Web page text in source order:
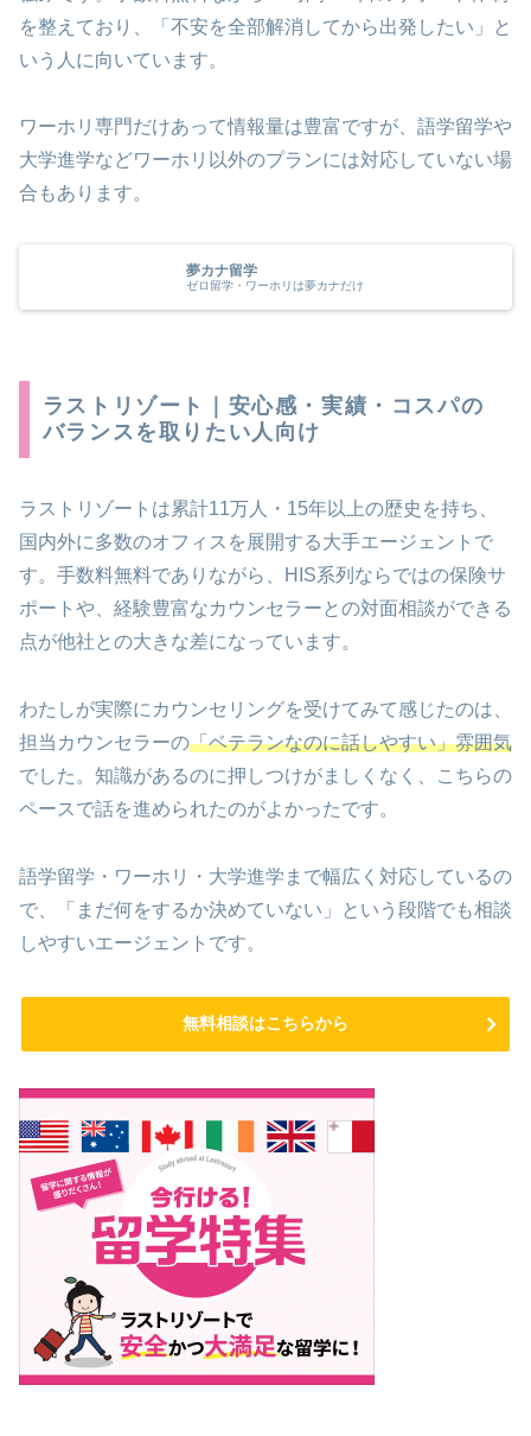
を整えており、「不安を全部解消してから出発したい」と
いう人に向いています。
ワーホリ専門だけあって情報量は豊富ですが、語学留学や
大学進学などワーホリ以外のプランには対応していない場
合もあります。
夢カナ留学
ゼロ留学・ワーホリは夢カナだけ
ラストリゾート｜安心感・実績・コスパの
バランスを取りたい人向け
ラストリゾートは累計11万人・15年以上の歴史を持ち、
国内外に多数のオフィスを展開する大手エージェントで
す。手数料無料でありながら、HIS系列ならではの保険サ
ポートや、経験豊富なカウンセラーとの対面相談ができる
点が他社との大きな差になっています。
わたしが実際にカウンセリングを受けてみて感じたのは、
担当カウンセラーの「ベテランなのに話しやすい」雰囲気
でした。知識があるのに押しつけがましくなく、こちらの
ペースで話を進められたのがよかったです。
語学留学・ワーホリ・大学進学まで幅広く対応しているの
で、「まだ何をするか決めていない」という段階でも相談
しやすいエージェントです。
無料相談はこちらから